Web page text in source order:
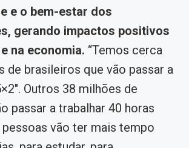
e o bem-estar dos
gerando impactos positivos
na economia. “Temos cerca
de brasileiros que vão passar a
Outros 38 milhões de
passar a trabalhar 40 horas
pessoas vão ter mais tempo